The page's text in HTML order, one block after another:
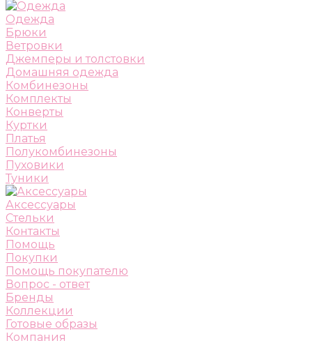
Одежда
Брюки
Ветровки
Джемперы и толстовки
Домашняя одежда
Комбинезоны
Комплекты
Конверты
Куртки
Платья
Полукомбинезоны
Пуховики
Туники
Аксессуары
Стельки
Контакты
Помощь
Покупки
Помощь покупателю
Вопрос - ответ
Бренды
Коллекции
Готовые образы
Компания